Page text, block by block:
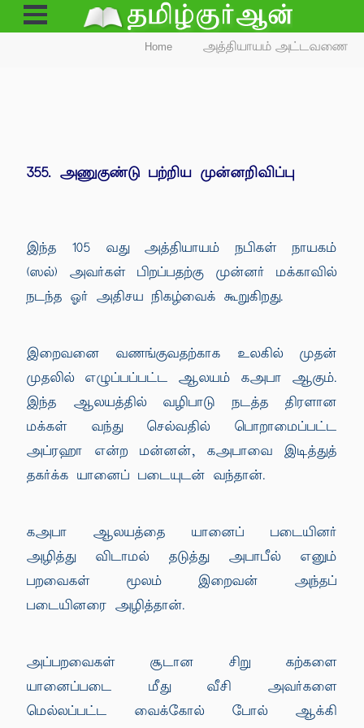
Open
Menu
Home அத்தியாயம் அட்டவணை
355. அணுகுண்டு பற்றிய முன்னறிவிப்பு
இந்த 105 வது அத்தியாயம் நபிகள் நாயகம்
(ஸல்) அவர்கள் பிறப்பதற்கு முன்னர் மக்காவில்
நடந்த ஓர் அதிசய நிகழ்வைக் கூறுகிறது.
இறைவனை வணங்குவதற்காக உலகில் முதன்
முதலில் எழுப்பப்பட்ட ஆலயம் கஅபா ஆகும்.
இந்த ஆலயத்தில் வழிபாடு நடத்த திரளான
மக்கள் வந்து செல்வதில் பொறாமைப்பட்ட
அப்ரஹா என்ற மன்னன், கஅபாவை இடித்துத்
தகர்க்க யானைப் படையுடன் வந்தான்.
கஅபா ஆலயத்தை யானைப் படையினர்
அழித்து விடாமல் தடுத்து அபாபீல் எனும்
பறவைகள் மூலம் இறைவன் அந்தப்
படையினரை அழித்தான்.
அப்பறவைகள் சூடான சிறு கற்களை
யானைப்படை மீது வீசி அவர்களை
மெல்லப்பட்ட வைக்கோல் போல் ஆக்கி